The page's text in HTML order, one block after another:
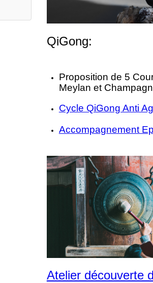
QiGong:
Proposition de 5
Meylan et
Cycle QiGong Anti
Accompagnement
Atelier découverte